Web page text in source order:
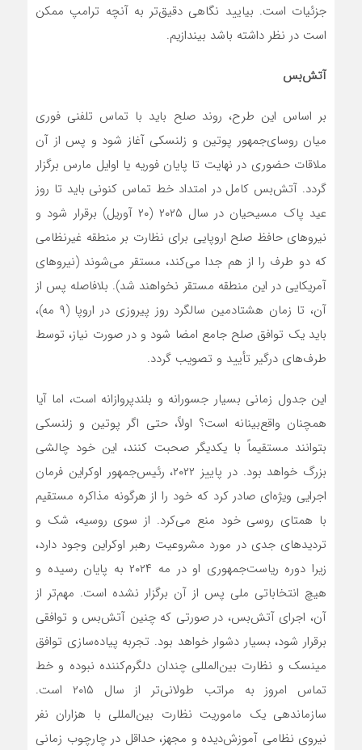
جزئیات است. بیایید نگاهی دقیق‌تر به آنچه ترامپ ممکن
است در نظر داشته باشد بیندازیم.
آتش‌بس
بر اساس این طرح، روند صلح باید با تماس تلفنی فوری
میان روسای‌جمهور پوتین و زلنسکی آغاز شود و پس از آن
ملاقات حضوری در نهایت تا پایان فوریه یا اوایل مارس برگزار
گردد. آتش‌بس کامل در امتداد خط تماس کنونی باید تا روز
عید پاک مسیحیان در سال ۲۰۲۵ (۲۰ آوریل) برقرار شود و
نیروهای حافظ صلح اروپایی برای نظارت بر منطقه غیرنظامی‌
که دو طرف را از هم جدا می‌کند، مستقر می‌شوند (نیروهای
آمریکایی در این منطقه مستقر نخواهند شد). بلافاصله پس از
آن، تا زمان هشتادمین سالگرد روز پیروزی در اروپا (۹ مه)،
باید یک توافق صلح جامع امضا شود و در صورت نیاز، توسط
طرف‌های درگیر تأیید و تصویب گردد.
این جدول زمانی بسیار جسورانه و بلندپروازانه است، اما آیا
همچنان واقع‌بینانه است؟ اولاً، حتی اگر پوتین و زلنسکی
بتوانند مستقیماً با یکدیگر صحبت کنند، این خود چالشی
بزرگ خواهد بود. در پاییز ۲۰۲۲، رئیس‌جمهور اوکراین فرمان
اجرایی ویژه‌ای صادر کرد که خود را از هرگونه مذاکره مستقیم
با همتای روسی خود منع می‌کرد. از سوی روسیه، شک و
تردیدهای جدی در مورد مشروعیت رهبر اوکراین وجود دارد،
زیرا دوره ریاست‌جمهوری او در مه ۲۰۲۴ به پایان رسیده و
هیچ انتخاباتی ملی پس از آن برگزار نشده است. مهم‌تر از
آن، اجرای آتش‌بس، در صورتی که چنین آتش‌بس و توافقی
برقرار شود، بسیار دشوار خواهد بود. تجربه پیاده‌سازی توافق
مینسک و نظارت بین‌المللی چندان دلگرم‌کننده نبوده و خط
تماس امروز به مراتب طولانی‌تر از سال ۲۰۱۵ است.
سازماندهی یک ماموریت نظارت بین‌المللی با هزاران نفر
نیروی نظامی آموزش‌دیده و مجهز، حداقل در چارچوب زمانی